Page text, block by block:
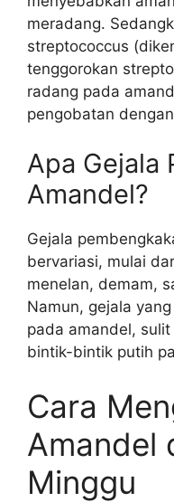
meradang.
streptococcus
tenggorokan
radang pada
pengobatan
Apa Gejala
Amandel?
Gejala
bervariasi, mulai
menelan, demam,
Namun, gejala
pada amandel,
bintik-bintik putih
Cara
Amandel
Minggu